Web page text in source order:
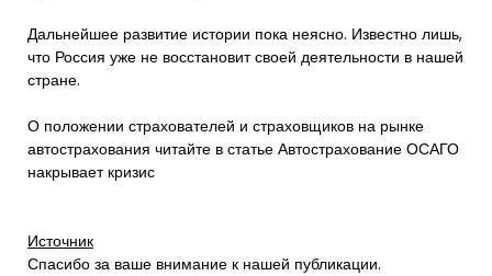
Дальнейшее развитие истории пока неясно. Известно лишь,
что Россия уже не восстановит своей деятельности в нашей
стране.
О положении страхователей и страховщиков на рынке
автострахования читайте в статье Автострахование ОСАГО
накрывает кризис
Источник
Спасибо за ваше внимание к нашей публикации.